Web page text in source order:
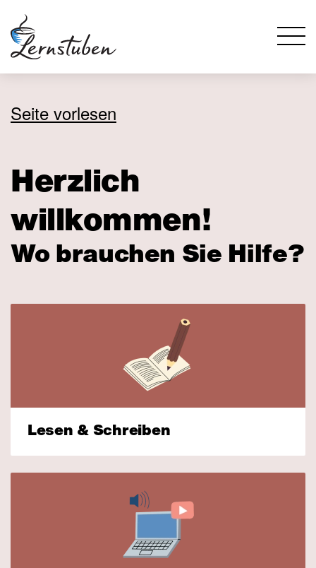
Seite vorlesen
Herzlich
willkommen!
Wo brauchen Sie Hilfe?
Lesen & Schreiben